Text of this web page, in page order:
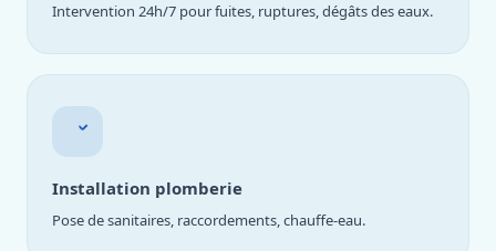
Intervention 24h/7 pour fuites, ruptures, dégâts des eaux.
Installation plomberie
Pose de sanitaires, raccordements, chauffe-eau.